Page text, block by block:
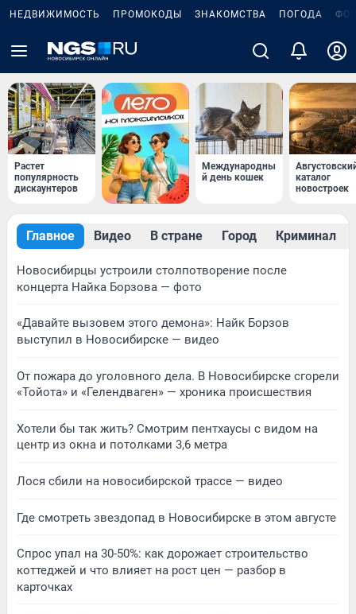
НЕДВИЖИМОСТЬ ПРОМОКОДЫ ЗНАКОМСТВА ПОГОДА
Растет
популярность
дискаунтеров
Международны
й день кошек
каталог
новостроек
Главное Видео В стране Город Криминал
Новосибирцы устроили столпотворение после
концерта Найка Борзова — фото
«Давайте вызовем этого демона»: Найк Борзов
выступил в Новосибирске — видео
От пожара до уголовного дела. В Новосибирске сгорели
«Тойота» и «Гелендваген» — хроника происшествия
Хотели бы так жить? Смотрим пентхаусы с видом на
центр из окна и потолками 3,6 метра
Лося сбили на новосибирской трассе — видео
Где смотреть звездопад в Новосибирске в этом августе
Спрос упал на 30-50%: как дорожает строительство
коттеджей и что влияет на рост цен — разбор в
карточках